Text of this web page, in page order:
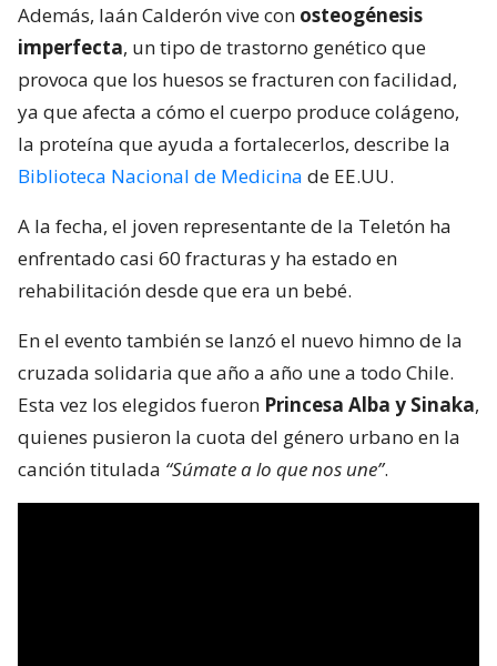
Además, Iaán Calderón vive con osteogénesis
imperfecta, un tipo de trastorno genético que
provoca que los huesos se fracturen con facilidad,
ya que afecta a cómo el cuerpo produce colágeno,
la proteína que ayuda a fortalecerlos, describe la
Biblioteca Nacional de Medicina de EE.UU.
A la fecha, el joven representante de la Teletón ha
enfrentado casi 60 fracturas y ha estado en
rehabilitación desde que era un bebé.
En el evento también se lanzó el nuevo himno de la
cruzada solidaria que año a año une a todo Chile.
Esta vez los elegidos fueron Princesa Alba y Sinaka,
quienes pusieron la cuota del género urbano en la
canción titulada “Súmate a lo que nos une”.